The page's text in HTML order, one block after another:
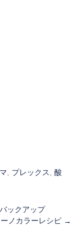
, プレックス, 酸
ックアップ
ーノカラーレシピ →